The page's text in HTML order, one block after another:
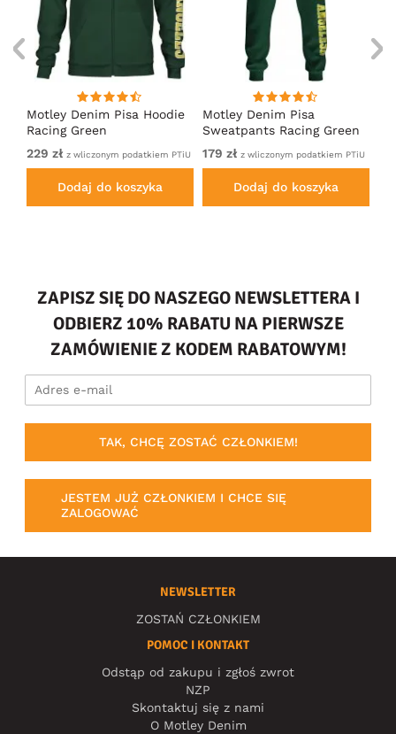
Motley Denim Pisa Hoodie
Racing Green
229 zł z wliczonym podatkiem PTiU
Dodaj do koszyka
Motley Denim Pisa
Sweatpants Racing Green
179 zł z wliczonym podatkiem PTiU
Dodaj do koszyka
ZAPISZ SIĘ DO NASZEGO NEWSLETTERA I
ODBIERZ 10% RABATU NA PIERWSZE
ZAMÓWIENIE Z KODEM RABATOWYM!
TAK, CHCĘ ZOSTAĆ CZŁONKIEM!
JESTEM JUŻ CZŁONKIEM I CHCE SIĘ
ZALOGOWAĆ
NEWSLETTER
ZOSTAŃ CZŁONKIEM
POMOC I KONTAKT
Odstąp od zakupu i zgłoś zwrot
NZP
Skontaktuj się z nami
O Motley Denim